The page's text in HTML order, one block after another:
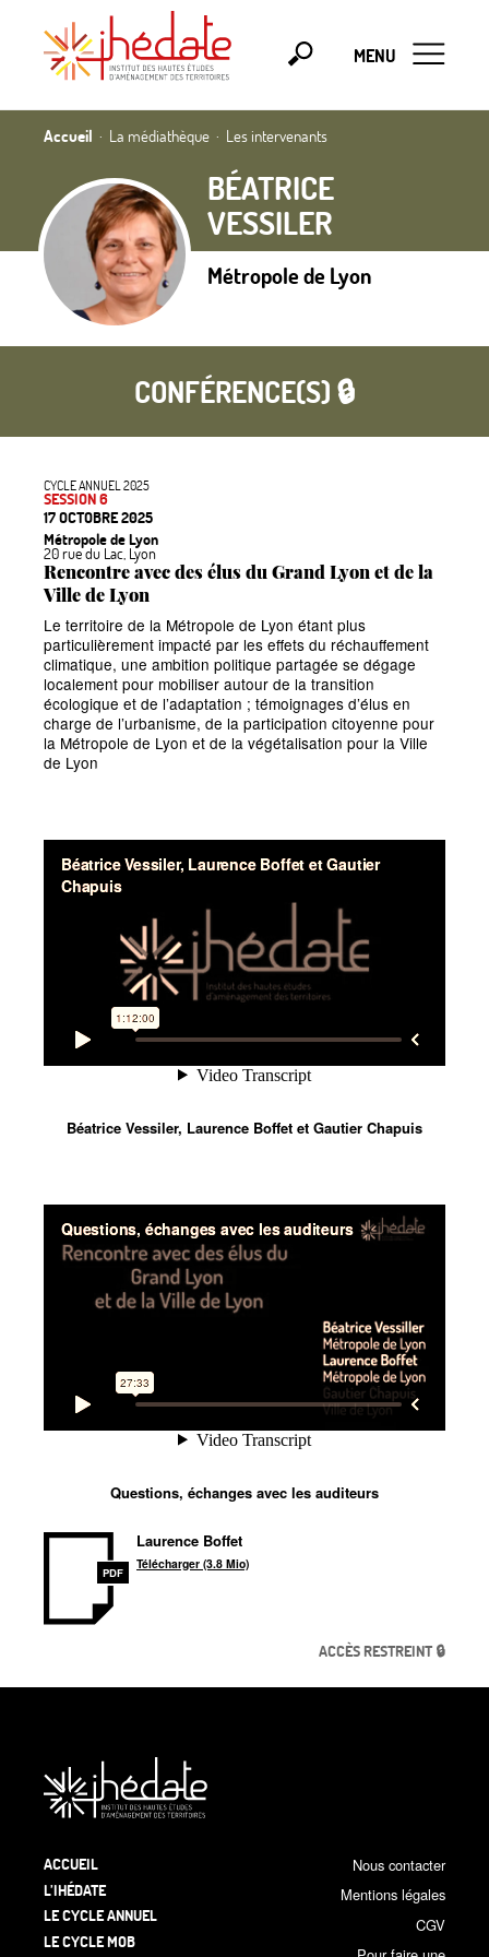
MENU
Accueil La médiathèque Les intervenants
BÉATRICE
VESSILER
Métropole de Lyon
CONFÉRENCE(S) 🔒
CYCLE ANNUEL 2025
SESSION 6
17 OCTOBRE 2025
Métropole de Lyon
20 rue du Lac, Lyon
Rencontre avec des élus du Grand Lyon et de la
Ville de Lyon
Le territoire de la Métropole de Lyon étant plus
particulièrement impacté par les effets du réchauffement
climatique, une ambition politique partagée se dégage
localement pour mobiliser autour de la transition
écologique et de l’adaptation ; témoignages d’élus en
charge de l’urbanisme, de la participation citoyenne pour
la Métropole de Lyon et de la végétalisation pour la Ville
de Lyon
Béatrice Vessiler, Laurence Boffet et Gautier Chapuis
Questions, échanges avec les auditeurs
PDF
Laurence Boffet
Télécharger (3.8 Mio)
ACCÈS RESTREINT 🔒
ACCUEIL
L’IHÉDATE
LE CYCLE ANNUEL
LE CYCLE MOB
Nous contacter
Mentions légales
CGV